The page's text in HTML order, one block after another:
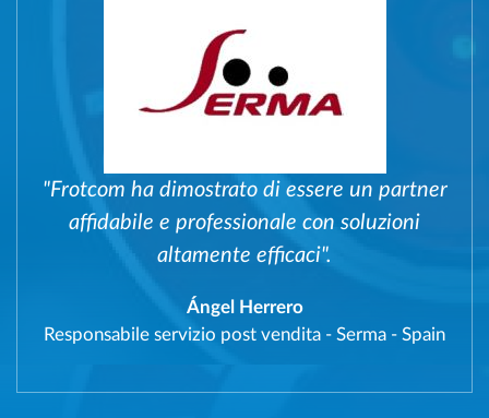
"Frotcom ha dimostrato di essere un partner
affidabile e professionale con soluzioni
altamente efficaci".
Ángel Herrero
Responsabile servizio post vendita - Serma - Spain